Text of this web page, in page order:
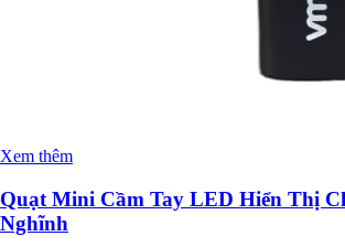
Xem thêm
Quạt Mini Cầm Tay LED Hiển Thị
Nghĩnh